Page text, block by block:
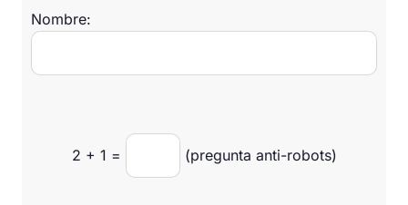
Nombre:
2 + 1 = (pregunta anti-robots)